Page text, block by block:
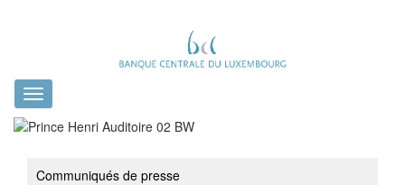
Toggle
navigation
Communiqués de presse